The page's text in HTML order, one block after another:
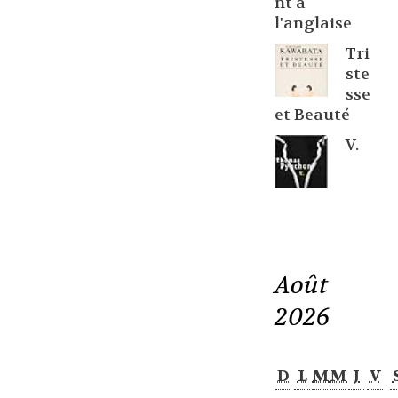
l'anglaise
Tri
ste
sse
et Beauté
V.
Août
2026
D L MM J V